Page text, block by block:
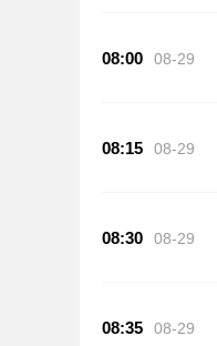
08:00 08-29
08:15 08-29
08:30 08-29
08:35 08-29